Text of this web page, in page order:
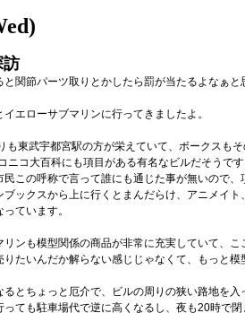
訪
関節パーツ取りとかしたら罰が当たるよなぁと
エローサブマリンに行ってきましたよ。
も東武宇都宮駅の方が栄えていて、ボークスも
ニコ大百科にも項目がある有名なビルだそうで
この呼称で言って誰にも通じた事が無いので
ブックスから上に行くとまんだらけ、アニメイ
ています。
ンも模型関係の商品が非常に充実していて、
たいんだか解らない感じじゃなくて、もっと模
とちょっと厄介で、ビルの周りの狭い路地を
っても駐車場代で逆に高くなるし、夜も20時で